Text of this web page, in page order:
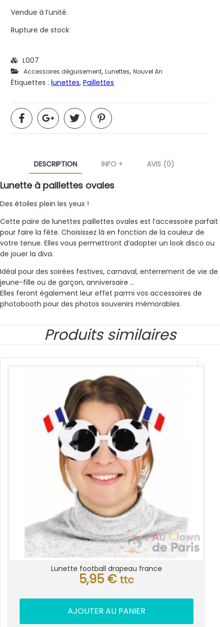
Vendue à l’unité.
Rupture de stock
L007
Accessoires déguisement,Lunettes,Nouvel An
Étiquettes :lunettes,Paillettes
DESCRIPTION INFO + AVIS (0)
Lunette à paillettes ovales
Des étoiles plein les yeux !
Cette paire de lunettes paillettes ovales est l’accessoire parfait
pour faire la fête. Choisissez là en fonction de la couleur de
votre tenue. Elles vous permettront d’adopter un look disco ou
de jouer la diva.
Idéal pour des soirées festives, carnaval, enterrement de vie de
jeune-fille ou de garçon, anniversaire …
Elles feront également leur effet parmi vos accessoires de
photobooth pour des photos souvenirs mémorables.
Produits similaires
Lunette football drapeau france
5,95 € ttc
AJOUTER AU PANIER